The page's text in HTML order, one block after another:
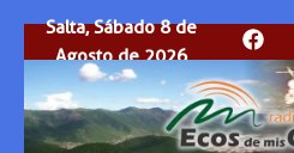
Salta, Sábado 8 de
Agosto de 2026